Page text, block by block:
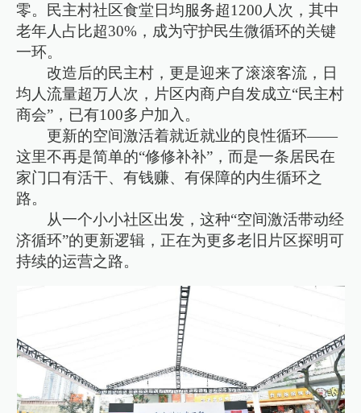
零。民主村社区食堂日均服务超1200人次，其中
老年人占比超30%，成为守护民生微循环的关键
一环。
改造后的民主村，更是迎来了滚滚客流，日
均人流量超万人次，片区内商户自发成立“民主村
商会”，已有100多户加入。
更新的空间激活着就近就业的良性循环——
这里不再是简单的“修修补补”，而是一条居民在
家门口有活干、有钱赚、有保障的内生循环之
路。
从一个小小社区出发，这种“空间激活带动经
济循环”的更新逻辑，正在为更多老旧片区探明可
持续的运营之路。